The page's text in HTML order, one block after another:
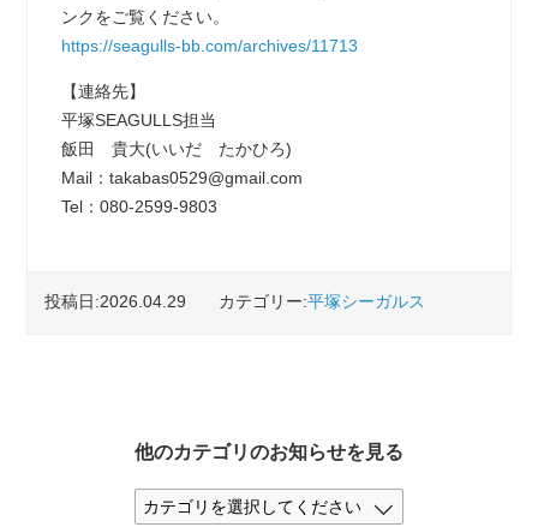
ンクをご覧ください。
https://seagulls-bb.com/archives/11713
【連絡先】
平塚SEAGULLS担当
飯田 貴大(いいだ たかひろ)
Mail：takabas0529@gmail.com
Tel：080‐2599‐9803
投稿日:2026.04.29 カテゴリー:平塚シーガルス
他のカテゴリのお知らせを見る